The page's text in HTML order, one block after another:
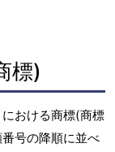
標)
おける商標(商標
号の降順に並べ